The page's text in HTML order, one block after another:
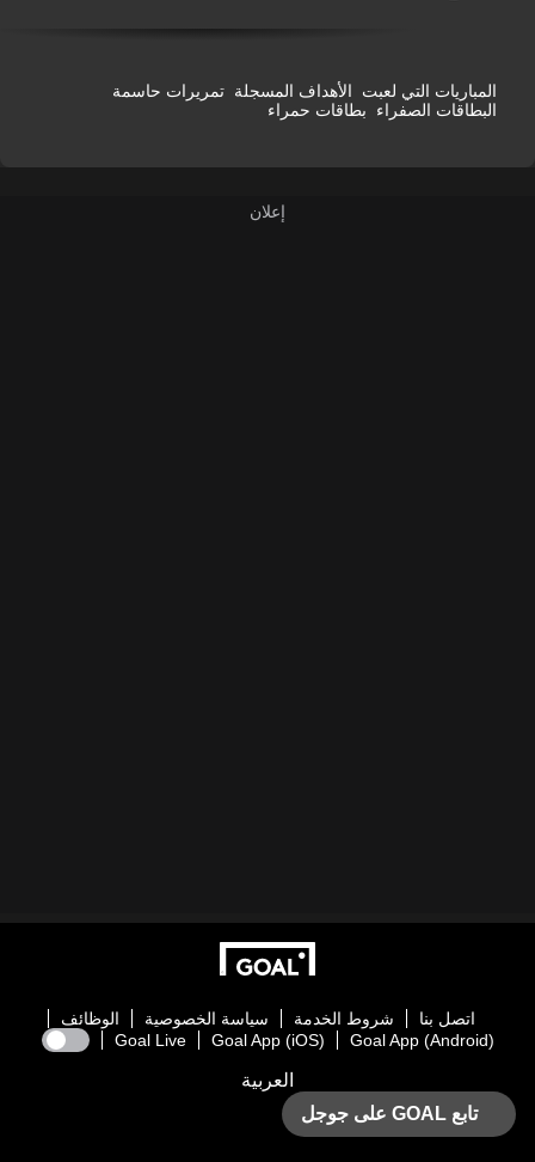
المباريات التي لعبت الأهداف المسجلة تمريرات حاسمة
البطاقات الصفراء بطاقات حمراء
اتصل بنا شروط الخدمة سياسة الخصوصية
الوظائف
Goal App (Android)
Goal App (iOS)
Goal Live
العربية